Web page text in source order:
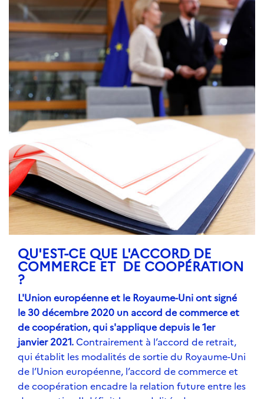
QU'EST-CE QUE L'ACCORD DE
COMMERCE ET DE COOPÉRATION
?
L'Union européenne et le Royaume-Uni ont signé
le 30 décembre 2020 un accord de commerce et
de coopération, qui s'applique depuis le 1er
janvier 2021.Contrairement à l’accord de retrait,
qui établit les modalités de sortie du Royaume-Uni
de l’Union européenne, l’accord de commerce et
de coopération encadre la relation future entre les